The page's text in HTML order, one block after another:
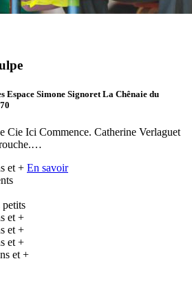
Espace Simone Signoret La Chênaie du
Cie Ici Commence. Catherine Verlaguet
et + En savoir
petits
et +
et +
et +
et +